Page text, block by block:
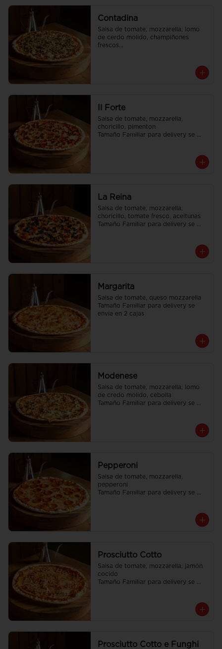
Contadina
Salsa de tomate, mozzarella, lomo
de cerdo molido, champiñones
frescos
Il Forte
Salsa de tomate, mozzarella,
choricillo, pimenton
Tamaño Familiar para delivery se
La Reina
Salsa de tomate, mozzarella,
choricillo, tomate fresco, aceitunas
Tamaño Familiar para delivery se
Margarita
Salsa de tomate, queso mozzarella
Tamaño Familiar para delivery se
envia en 2 cajas
Modenese
Salsa de tomate, mozzarella, lomo
de credo molido, cebolla
Tamaño Familiar para delivery se
Pepperoni
Salsa de tomate, mozzarella,
pepperoni
Tamaño Familiar para delivery se
Prosciutto Cotto
Salsa de tomate, mozzarella, jamón
cocido
Tamaño Familiar para delivery se
Prosciutto Cotto e Funghi